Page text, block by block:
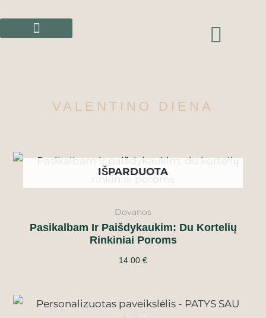
VALENTINO DIENA
IŠPARDUOTA
Dovanos
Pasikalbam Ir Paišdykaukim: Du Kortelių
Rinkiniai Poroms
14.00 €